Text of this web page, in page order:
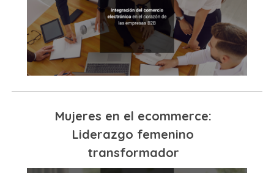
Mujeres en el ecommerce:
Liderazgo femenino
transformador